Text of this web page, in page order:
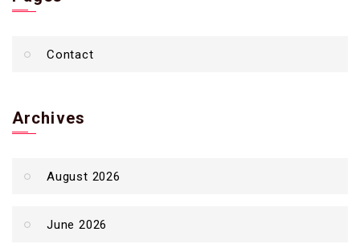
Contact
Archives
August 2026
June 2026